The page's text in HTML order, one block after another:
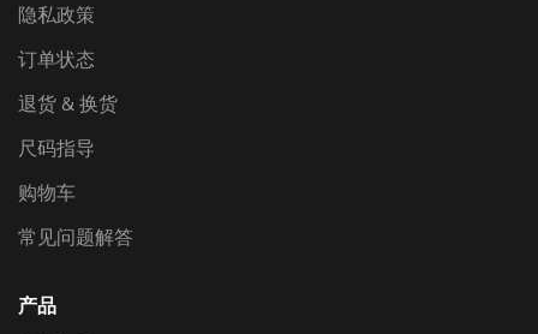
隐私政策
订单状态
退货 & 换货
尺码指导
购物车
常见问题解答
产品